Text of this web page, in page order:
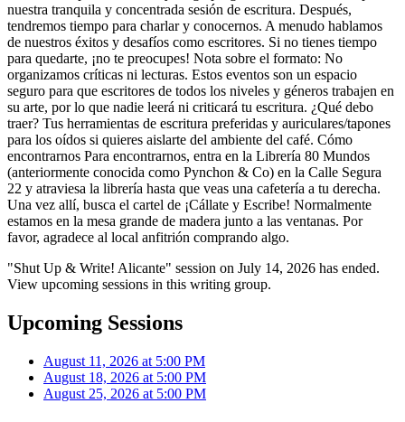
nuestra tranquila y concentrada sesión de escritura. Después,
tendremos tiempo para charlar y conocernos. A menudo hablamos
de nuestros éxitos y desafíos como escritores. Si no tienes tiempo
para quedarte, ¡no te preocupes! Nota sobre el formato: No
organizamos críticas ni lecturas. Estos eventos son un espacio
seguro para que escritores de todos los niveles y géneros trabajen en
su arte, por lo que nadie leerá ni criticará tu escritura. ¿Qué debo
traer? Tus herramientas de escritura preferidas y auriculares/tapones
para los oídos si quieres aislarte del ambiente del café. Cómo
encontrarnos Para encontrarnos, entra en la Librería 80 Mundos
(anteriormente conocida como Pynchon & Co) en la Calle Segura
22 y atraviesa la librería hasta que veas una cafetería a tu derecha.
Una vez allí, busca el cartel de ¡Cállate y Escribe! Normalmente
estamos en la mesa grande de madera junto a las ventanas. Por
favor, agradece al local anfitrión comprando algo.
"Shut Up & Write! Alicante" session on July 14, 2026 has ended.
View upcoming sessions in this writing group.
Upcoming Sessions
August 11, 2026 at 5:00 PM
August 18, 2026 at 5:00 PM
August 25, 2026 at 5:00 PM